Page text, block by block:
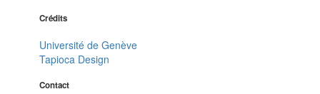
Crédits
Université de Genève
Tapioca Design
Contact